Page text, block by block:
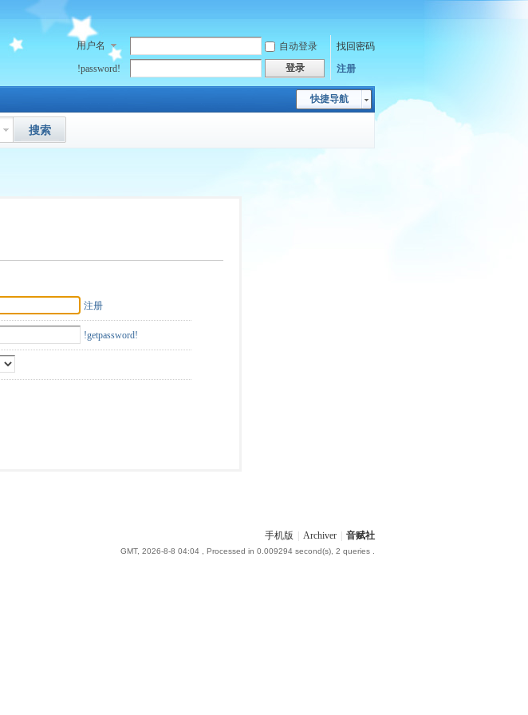
用户名 自动登录
找回密码
!password!
登录 注册
快捷导航
搜索
注册
!getpassword!
手机版 Archiver 音赋社
GMT, 2026-8-8 04:04 , Processed in 0.009294 second(s), 2 queries .